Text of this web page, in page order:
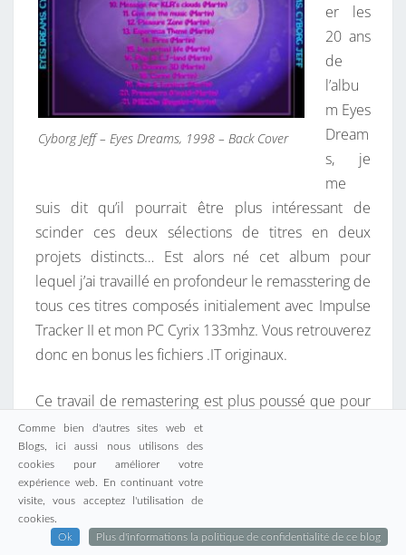
Cyborg Jeff – Eyes Dreams, 1998 – Back Cover
er les
20 ans
de
l’albu
m Eyes
Dream
s, je
me
suis dit qu’il pourrait être plus intéressant de
scinder ces deux sélections de titres en deux
projets distincts… Est alors né cet album pour
lequel j’ai travaillé en profondeur le remasstering de
tous ces titres composés initialement avec Impulse
Tracker II et mon PC Cyrix 133mhz. Vous retrouverez
donc en bonus les fichiers .IT originaux.
Ce travail de remastering est plus poussé que pour
les précédents albums « anniversary », j’ai en effet
exporté les instruments séparément hors d’Open
Modplug Tracker (merci Elmobo pour l’astuce) afin
de travailler le tout dans Reaper sous les conseils
avisés de Spaneo.
Comme bien d'autres sites web et
Blogs, ici aussi nous utilisons des
cookies pour améliorer votre
expérience web. En continuant votre
visite, vous acceptez l'utilisation de
cookies.
Ok
Plus d'informations la politique de confidentialité de ce blog